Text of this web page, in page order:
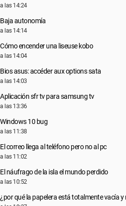
a las 14:24
Baja autonomía
a las 14:14
Cómo encender una liseuse kobo
a las 14:04
Bios asus: accéder aux options sata
a las 14:03
Aplicación sfr tv para samsung tv
a las 13:36
Windows 10 bug
a las 11:38
El correo llega al teléfono pero no al pc
a las 11:02
El náufrago de la isla el mundo perdido
a las 10:52
¿por qué la papelera está totalmente vacía y